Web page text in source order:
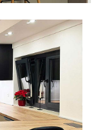
Okovi
za
namještaj